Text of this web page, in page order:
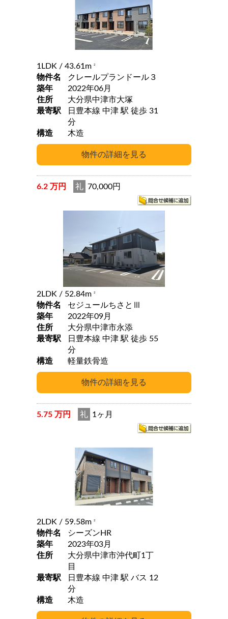
1LDK / 43.61m 2
物件名
クレールプランドール３
築年
2022年06月
住所
大分県中津市大塚
最寄駅
日豊本線 中津 駅 徒歩 31
分
構造
木造
6.2 万円 礼 70,000円
2LDK / 52.84m 2
物件名
セジュールちさとⅢ
築年
2022年09月
住所
大分県中津市永添
最寄駅
日豊本線 中津 駅 徒歩 55
分
構造
軽量鉄骨造
5.75 万円 礼 1ヶ月
2LDK / 59.58m 2
物件名
シーズンHR
築年
2023年03月
住所
大分県中津市沖代町1丁
目
最寄駅
日豊本線 中津 駅 バス 12
分
構造
木造